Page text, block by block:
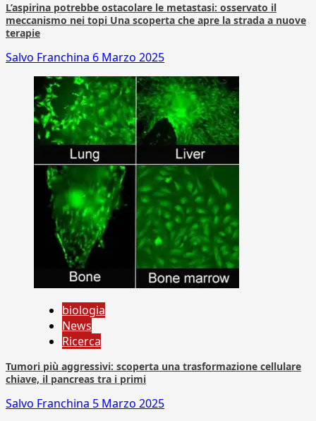
L’aspirina potrebbe ostacolare le metastasi: osservato il
meccanismo nei topi Una scoperta che apre la strada a nuove
terapie
Salvo Franchina 6 Marzo 2025
biologia
News
Ricerca
Tumori più aggressivi: scoperta una trasformazione cellulare
chiave, il pancreas tra i primi
Salvo Franchina 5 Marzo 2025